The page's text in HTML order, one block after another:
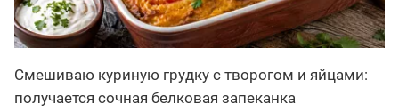
Смешиваю куриную грудку с творогом и яйцами:
получается сочная белковая запеканка